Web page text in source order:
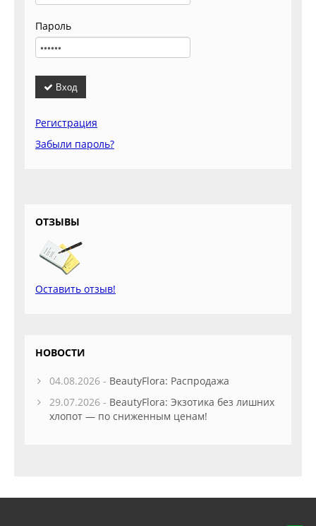
Пароль
Вход
Регистрация
Забыли пароль?
ОТЗЫВЫ
Оставить отзыв!
НОВОСТИ
04.08.2026 - BeautyFlora: Распродажа
29.07.2026 - BeautyFlora: Экзотика без лишних
хлопот — по сниженным ценам!